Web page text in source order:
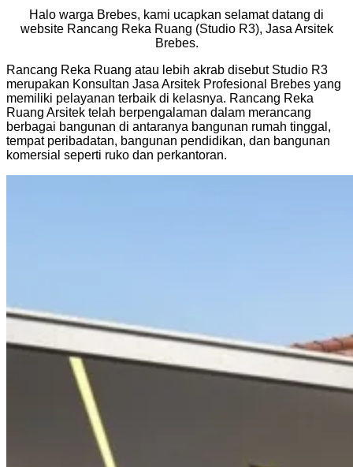
Halo warga Brebes, kami ucapkan selamat datang di
website Rancang Reka Ruang (Studio R3), Jasa Arsitek
Brebes.
Rancang Reka Ruang atau lebih akrab disebut Studio R3
merupakan Konsultan Jasa Arsitek Profesional Brebes yang
memiliki pelayanan terbaik di kelasnya. Rancang Reka
Ruang Arsitek telah berpengalaman dalam merancang
berbagai bangunan di antaranya bangunan rumah tinggal,
tempat peribadatan, bangunan pendidikan, dan bangunan
komersial seperti ruko dan perkantoran.